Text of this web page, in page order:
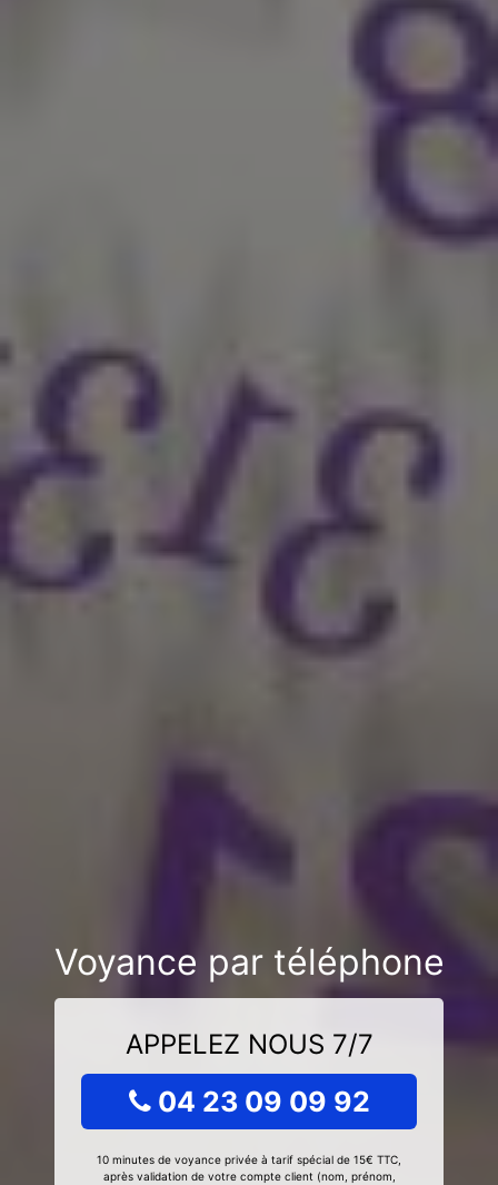
Voyance par téléphone
APPELEZ NOUS 7/7
04 23 09 09 92
10 minutes de voyance privée à tarif spécial de 15€ TTC,
après validation de votre compte client (nom, prénom,